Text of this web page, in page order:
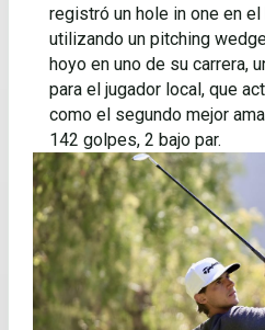
registró un hole in one en
utilizando un pitching
hoyo en uno de su carrera,
para el jugador local, que
como el segundo mejor
142 golpes, 2 bajo par.